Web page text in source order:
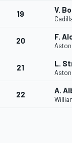
19 V.
20 F.
21 L.
22 A.